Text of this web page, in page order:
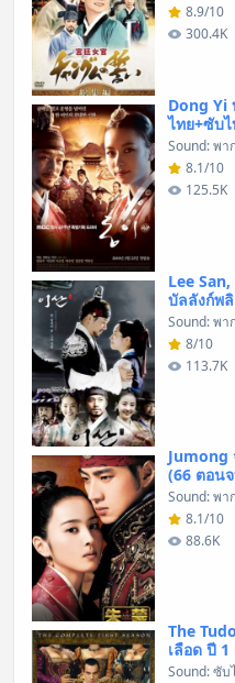
8.9/10
300.4K
Dong Yi
ไทย+ซับ
Sound: พา
8.1/10
125.5K
Lee
บัลลังก์พ
Sound: พา
8/10
113.7K
Jumong
(66 ตอน
Sound: พา
8.1/10
88.6K
The
เลือด ปี
Sound: ซับ